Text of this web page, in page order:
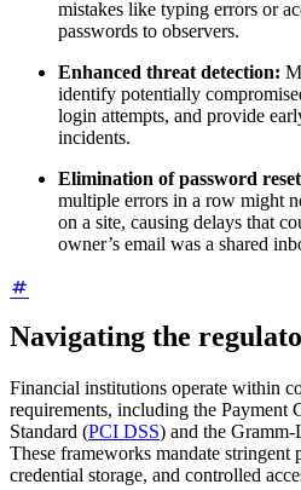
mistakes like typing errors or
passwords to observers.
Enhanced threat detection:
identify potentially
login attempts, and provide
incidents.
Elimination of password
multiple errors in a row might
on a site, causing delays that
owner’s email was a shared
Navigating the
Financial institutions operate within
requirements, including the Payment
Standard (PCI DSS) and the
These frameworks mandate stringent
credential storage, and controlled